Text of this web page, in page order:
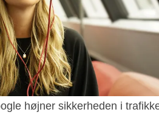
højner sikkerheden i